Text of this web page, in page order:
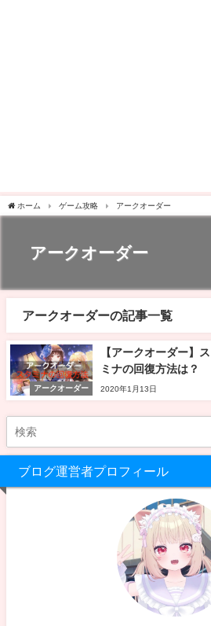
ホーム ゲーム攻略 アークオーダー
アークオーダー
アークオーダーの記事一覧
アークオーダー
【アークオーダー】
ミナの回復方法は？
2020年1月13日
ブログ運営者プロフィール